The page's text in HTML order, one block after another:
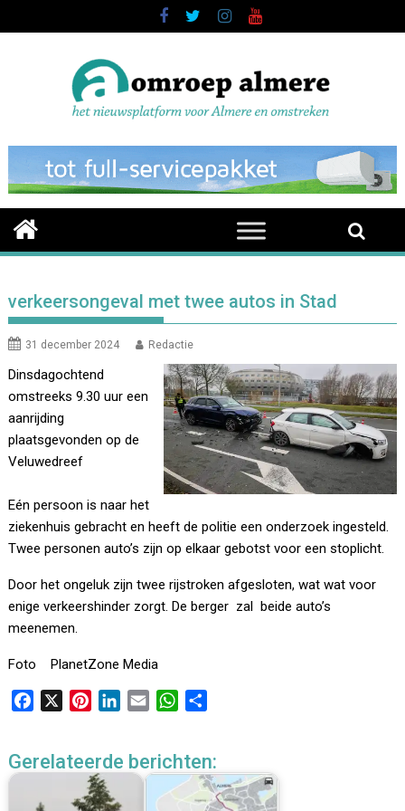
to
verkeersongeval met twee autos in Stad
31 december 2024 Redactie
Dinsdagochtend
omstreeks 9.30 uur een
aanrijding
plaatsgevonden op de
Veluwedreef
Eén persoon is naar het
ziekenhuis gebracht en heeft de politie een onderzoek ingesteld.
Twee personen auto’s zijn op elkaar gebotst voor een stoplicht.
Door het ongeluk zijn twee rijstroken afgesloten, wat wat voor
enige verkeershinder zorgt. De berger zal beide auto’s
meenemen.
Foto PlanetZone Media
e
t
e
k
i
W
t
s
e
n
Gerelateerde berichten: